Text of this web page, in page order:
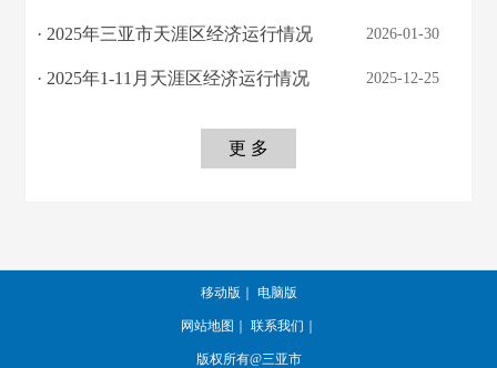
· 2025年三亚市天涯区经济运行情况 2026-01-30
· 2025年1-11月天涯区经济运行情况 2025-12-25
更 多
移动版 电脑版
网站地图 联系我们
版权所有@三亚市